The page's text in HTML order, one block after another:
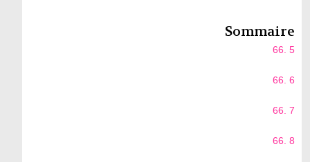
Sommaire
66. 5
66. 6
66. 7
66. 8